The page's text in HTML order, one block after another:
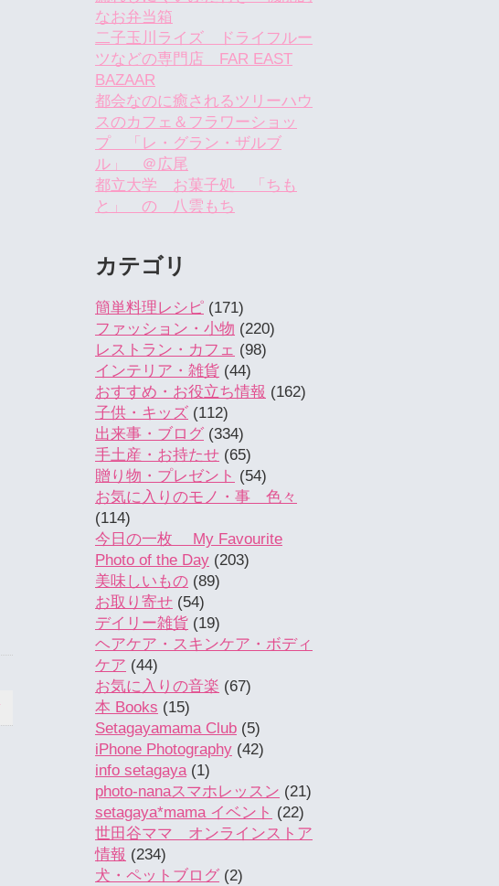
なお弁当箱
二子玉川ライズ ドライフルー
ツなどの専門店 FAR EAST
BAZAAR
都会なのに癒されるツリーハウ
スのカフェ＆フラワーショッ
プ 「レ・グラン・ザルブ
ル」 ＠広尾
都立大学 お菓子処 「ちも
と」 の 八雲もち
カテゴリ
簡単料理レシピ (171)
ファッション・小物 (220)
レストラン・カフェ (98)
インテリア・雑貨 (44)
おすすめ・お役立ち情報 (162)
子供・キッズ (112)
出来事・ブログ (334)
手土産・お持たせ (65)
贈り物・プレゼント (54)
お気に入りのモノ・事 色々
(114)
今日の一枚 My Favourite
Photo of the Day (203)
美味しいもの (89)
お取り寄せ (54)
デイリー雑貨 (19)
ヘアケア・スキンケア・ボディ
ケア (44)
お気に入りの音楽 (67)
本 Books (15)
Setagayamama Club (5)
iPhone Photography (42)
info setagaya(1)
photo-nanaスマホレッスン (21)
setagaya*mama イベント (22)
世田谷ママ オンラインストア
情報 (234)
犬・ペットブログ (2)